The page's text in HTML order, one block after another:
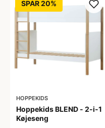
SPAR 20%
HOPPEKIDS
Hoppekids BLEND - 2-i-1
Køjeseng